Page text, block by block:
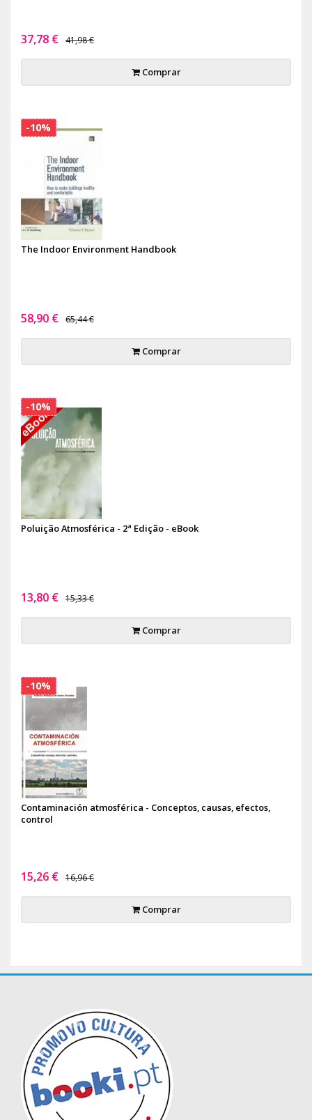
37,78 € 41,98 €
Comprar
The Indoor Environment Handbook
58,90 € 65,44 €
Comprar
-10%
Poluição Atmosférica - 2ª Edição - eBook
13,80 € 15,33 €
Comprar
-10%
Contaminación atmosférica - Conceptos, causas, efectos,
control
15,26 € 16,96 €
Comprar
-10%